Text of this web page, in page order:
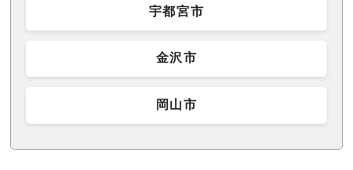
宇都宮市
金沢市
岡山市